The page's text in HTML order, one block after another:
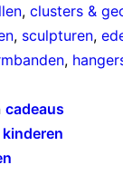
, clusters &
, sculpturen,
,
cadeaus
kinderen